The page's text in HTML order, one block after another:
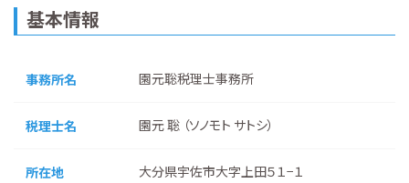
基本情報
事務所名 園元聡税理士事務所
税理士名 園元 聡 （ソノモト サトシ）
所在地 大分県宇佐市大字上田５１−１